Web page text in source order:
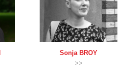
Sonja BROY
>>